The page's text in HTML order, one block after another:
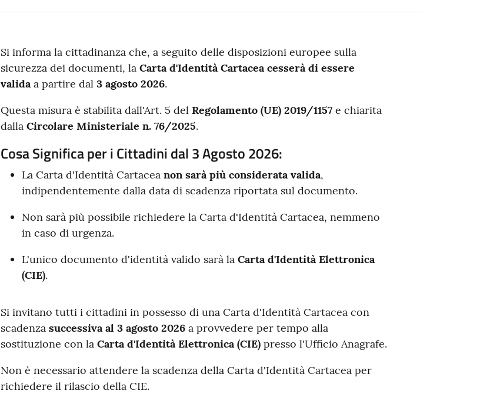
Contenuto
Si informa la cittadinanza che, a seguito delle disposizioni europee sulla
sicurezza dei documenti, la Carta d'Identità Cartacea cesserà di essere
validaa partire dal 3 agosto 2026.
Questa misura è stabilita dall'Art. 5 del Regolamento (UE) 2019/1157e chiarita
dalla Circolare Ministeriale n. 76/2025.
Cosa Significa per i Cittadini dal 3 Agosto 2026:
La Carta d'Identità Cartacea non sarà più considerata valida,
indipendentemente dalla data di scadenza riportata sul documento.
Non sarà più possibile richiedere la Carta d'Identità Cartacea, nemmeno
in caso di urgenza.
L'unico documento d'identità valido sarà la Carta d'Identità Elettronica
(CIE).
Si invitano tutti i cittadini in possesso di una Carta d'Identità Cartacea con
scadenza successiva al 3 agosto 2026a provvedere per tempo alla
sostituzione con la Carta d'Identità Elettronica (CIE)presso l'Ufficio Anagrafe.
Non è necessario attendere la scadenza della Carta d'Identità Cartacea per
richiedere il rilascio della CIE.